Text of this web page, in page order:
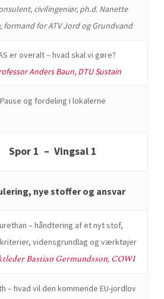
civilingeniør, ph.d. Nanette
formand for ATV Jord og Grundvand
er overalt – hvad skal vi gøre?
Anders Baun, DTU Sustain
Pause og fordeling i lokalerne
Spor 1 – Vingsal 1
nye stoffer og ansvar
– håndtering af et nyt stof,
vidensgrundlag og værktøjer
Bastian Germundsson, COWI
– hvad vil den kommende EU-jordlov